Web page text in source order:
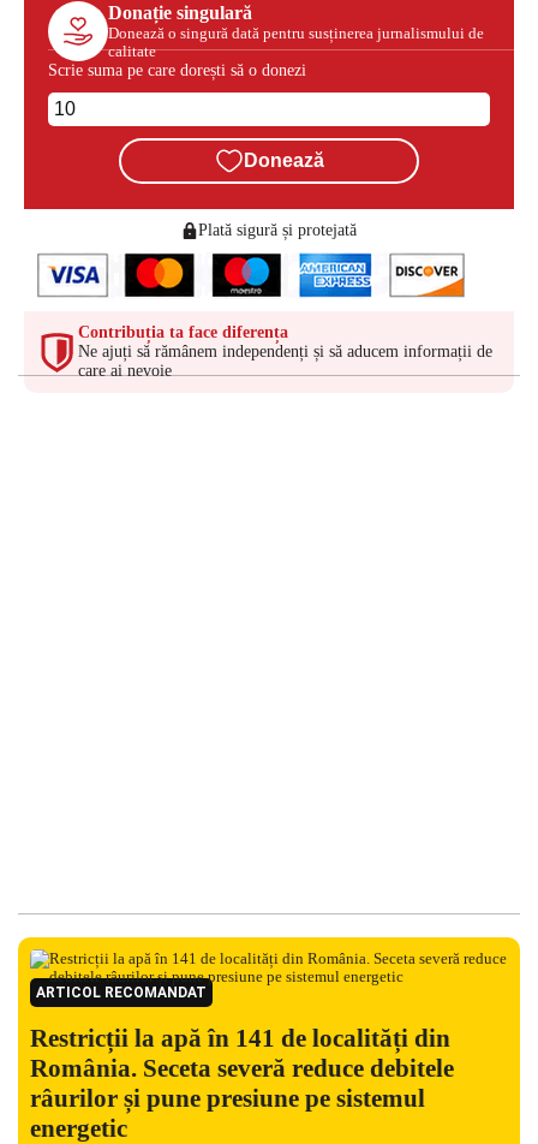
Donație singulară
Donează o singură dată pentru susținerea jurnalismului de
calitate
Scrie suma pe care dorești să o donezi
Donează
Plată sigură și protejată
Contribuția ta face diferența
Ne ajuți să rămânem independenți și să aducem informații de
care ai nevoie
ARTICOL RECOMANDAT
Restricții la apă în 141 de localități din
România. Seceta severă reduce debitele
râurilor și pune presiune pe sistemul
energetic